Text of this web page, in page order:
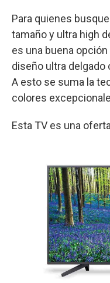
Para quienes
tamaño y ultra high
es una buena
diseño ultra delgado
A esto se suma la
colores
Esta TV es una